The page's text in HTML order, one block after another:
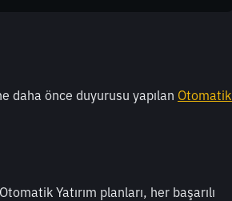
daha önce duyurusu yapılan Otomatik
Yatırım planları, her başarılı